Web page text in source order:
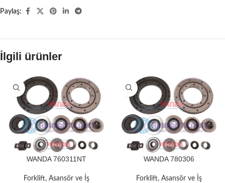
Paylaş:
İlgili ürünler
WANDA 760311NT
Forklift, Asansör ve İş
WANDA 780306
Forklift, Asansör ve İş